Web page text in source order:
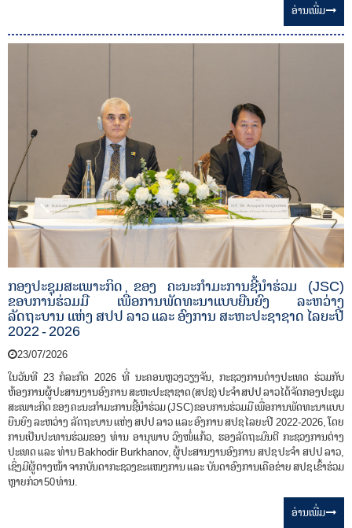
ອ່ານ​ເພີ່ມ
ກອງປະຊຸມສະເພາະກິດ ຂອງ ຄະນະກໍາມະການຊີ້ນໍາຮ່ວມ (JSC)
ຂອບການຮ່ວມມື ເພື່ອການພັດທະນາແບບຍືນຍົງ ລະຫວ່າງ
ລັດຖະບານ ແຫ່ງ ສປປ ລາວ ແລະ ອົງການ ສະຫະປະຊາຊາດ ໄລຍະປີ
2022 - 2026
23/07/2026
ໃນວັນທີ 23 ກໍລະກົດ 2026 ທີ່ ນະຄອນຫຼວງວຽງຈັນ, ກະຊວງການຕ່າງປະເທດ ຮ່ວມກັບ
ຫ້ອງການຜູ້ປະສານງານອົງການ ສະຫະປະຊາຊາດ (ສປຊ) ປະຈໍາ ສປປ ລາວ ໄດ້ຈັດກອງປະຊຸມ
ສະເພາະກິດ ຂອງ ຄະນະກໍາມະການຊີ້ນໍາຮ່ວມ (JSC) ຂອບການຮ່ວມມື ເພື່ອການພັດທະນາແບບ
ຍືນຍົງ ລະຫວ່າງ ລັດຖະບານ ແຫ່ງ ສປປ ລາວ ແລະ ອົງການ ສປຊ ໄລຍະປີ 2022-2026, ໂດຍ
ການເປັນປະທານຮ່ວມຂອງ ທ່ານ ອານຸພາບ ວົງໜໍ່ແກ້ວ, ຮອງລັດຖະມົນຕີ ກະຊວງການຕ່າງ
ປະເທດ ແລະ ທ່ານ Bakhodir Burkhanov, ຜູ້ປະສານງານອົງການ ສປຊ ປະຈໍາ ສປປ ລາວ,
ເຊິ່ງມີຜູ້ຕາງໜ້າ ຈາກບັນດາກະຊວງຂະແໜງການ ແລະ ບັນດາອົງການເຄືອຂ່າຍ ສປຊ ເຂົ້າຮ່ວມ
ຫຼາຍກ່ວາ 50 ທ່ານ.
ອ່ານ​ເພີ່ມ